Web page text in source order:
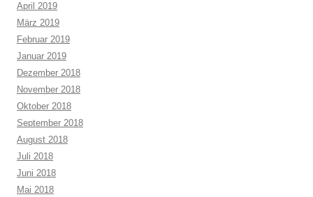
April 2019
März 2019
Februar 2019
Januar 2019
Dezember 2018
November 2018
Oktober 2018
September 2018
August 2018
Juli 2018
Juni 2018
Mai 2018